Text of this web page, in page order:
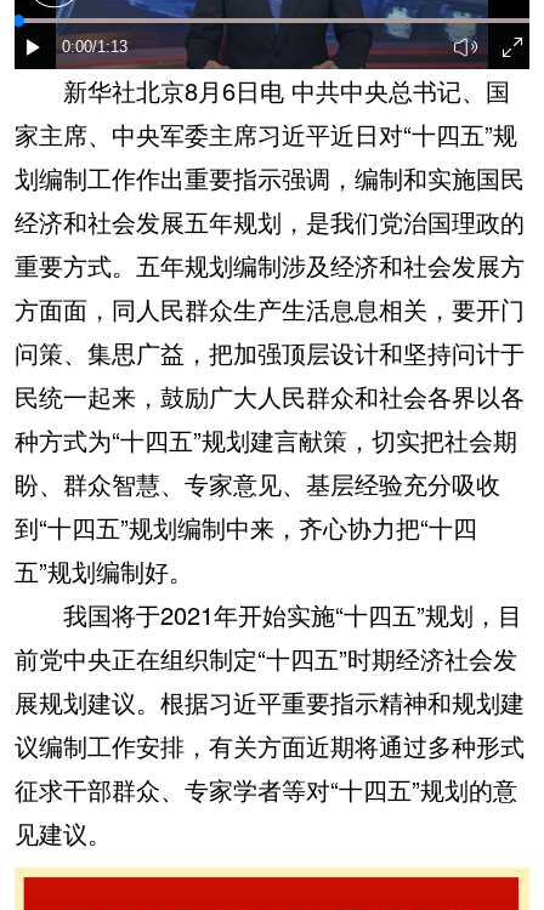
新华社北京8月6日电 中共中央总书记、国
家主席、中央军委主席习近平近日对“十四五”规
划编制工作作出重要指示强调，编制和实施国民
经济和社会发展五年规划，是我们党治国理政的
重要方式。五年规划编制涉及经济和社会发展方
方面面，同人民群众生产生活息息相关，要开门
问策、集思广益，把加强顶层设计和坚持问计于
民统一起来，鼓励广大人民群众和社会各界以各
种方式为“十四五”规划建言献策，切实把社会期
盼、群众智慧、专家意见、基层经验充分吸收
到“十四五”规划编制中来，齐心协力把“十四
五”规划编制好。
我国将于2021年开始实施“十四五”规划，目
前党中央正在组织制定“十四五”时期经济社会发
展规划建议。根据习近平重要指示精神和规划建
议编制工作安排，有关方面近期将通过多种形式
征求干部群众、专家学者等对“十四五”规划的意
见建议。